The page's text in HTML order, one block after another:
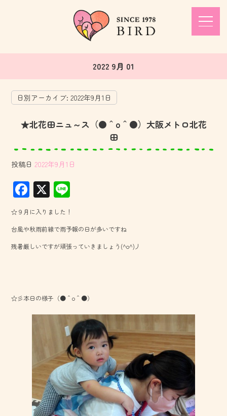
2022 9月 01
日別アーカイブ:2022年9月1日
★北花田ニュ～ス（●＾o＾●）大阪メトロ北花
田
投稿日 2022年9月1日
F
ac
e
b
o
X
☆９月に入りました！
台風や秋雨前線で雨予報の日が多いですね
残暑厳しいですが頑張っていきましょう(^o^)丿
☆彡本日の様子（●＾o＾●）